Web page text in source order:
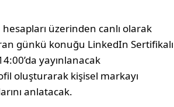
üzerinden canlı olarak
günkü konuğu LinkedIn Sertifikalı
yayınlanacak
oluşturarak kişisel markayı
anlatacak.